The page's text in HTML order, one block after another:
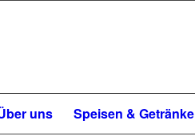
uns Speisen & Getränke